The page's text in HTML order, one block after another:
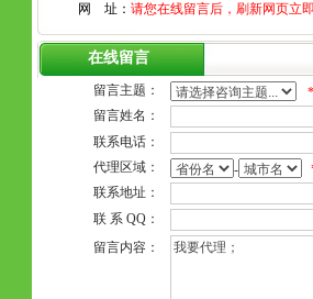
网 址： 请您在线留言后，刷新网页立
在线留言